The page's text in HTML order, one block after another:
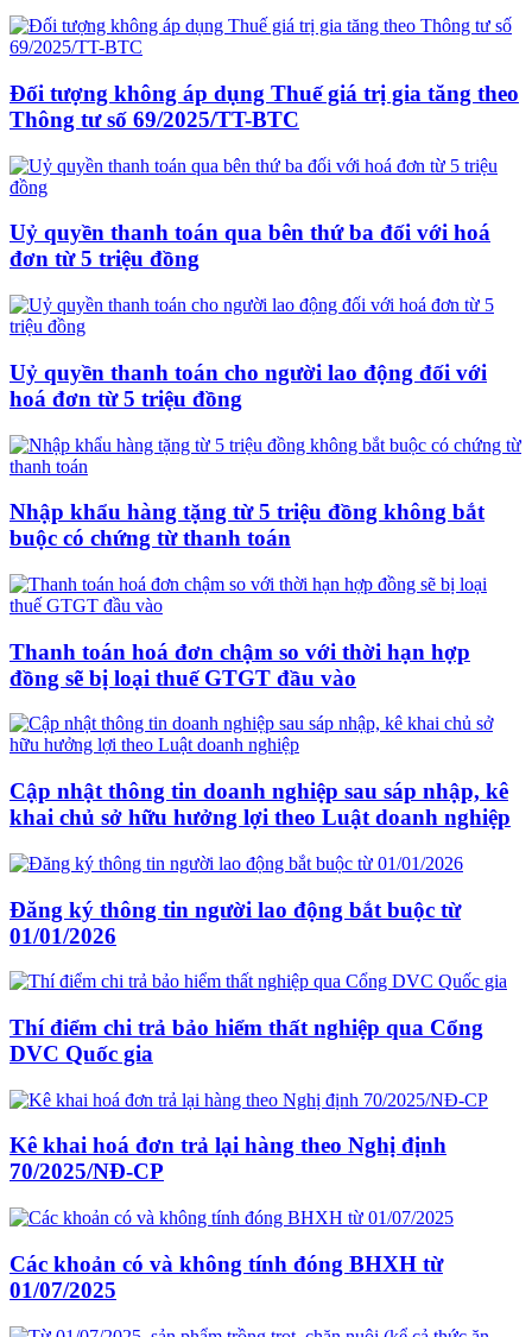
Đối tượng không áp dụng Thuế giá trị gia tăng theo
Thông tư số 69/2025/TT-BTC
Uỷ quyền thanh toán qua bên thứ ba đối với hoá
đơn từ 5 triệu đồng
Uỷ quyền thanh toán cho người lao động đối với
hoá đơn từ 5 triệu đồng
Nhập khẩu hàng tặng từ 5 triệu đồng không bắt
buộc có chứng từ thanh toán
Thanh toán hoá đơn chậm so với thời hạn hợp
đồng sẽ bị loại thuế GTGT đầu vào
Cập nhật thông tin doanh nghiệp sau sáp nhập, kê
khai chủ sở hữu hưởng lợi theo Luật doanh nghiệp
Đăng ký thông tin người lao động bắt buộc từ
01/01/2026
Thí điểm chi trả bảo hiểm thất nghiệp qua Cổng
DVC Quốc gia
Kê khai hoá đơn trả lại hàng theo Nghị định
70/2025/NĐ-CP
Các khoản có và không tính đóng BHXH từ
01/07/2025